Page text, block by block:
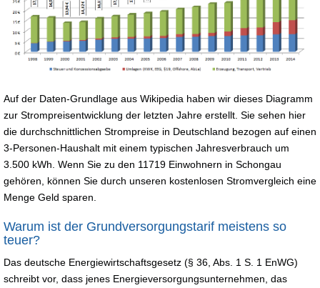
Auf der Daten-Grundlage aus Wikipedia haben wir dieses Diagramm
zur Strompreisentwicklung der letzten Jahre erstellt. Sie sehen hier
die durchschnittlichen Strompreise in Deutschland bezogen auf einen
3-Personen-Haushalt mit einem typischen Jahresverbrauch um
3.500 kWh. Wenn Sie zu den 11719 Einwohnern in Schongau
gehören, können Sie durch unseren kostenlosen Stromvergleich eine
Menge Geld sparen.
Warum ist der Grundversorgungstarif meistens so
teuer?
Das deutsche Energiewirtschaftsgesetz (§ 36, Abs. 1 S. 1 EnWG)
schreibt vor, dass jenes Energieversorgungsunternehmen, das